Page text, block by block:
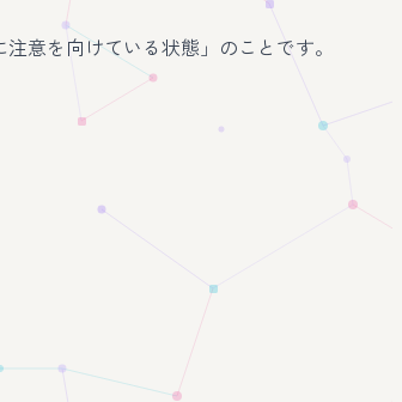
意を向けている状態」のことです。